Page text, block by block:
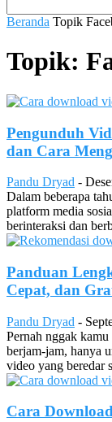
Beranda Topik
Topik:
Pengunduh
dan Cara
Pandu Dryad -
Dalam beberapa
platform media
berinteraksi dan
Panduan
Cepat, dan
Pandu Dryad -
Pernah nggak
berjam-jam, hanya
video yang beredar
Cara